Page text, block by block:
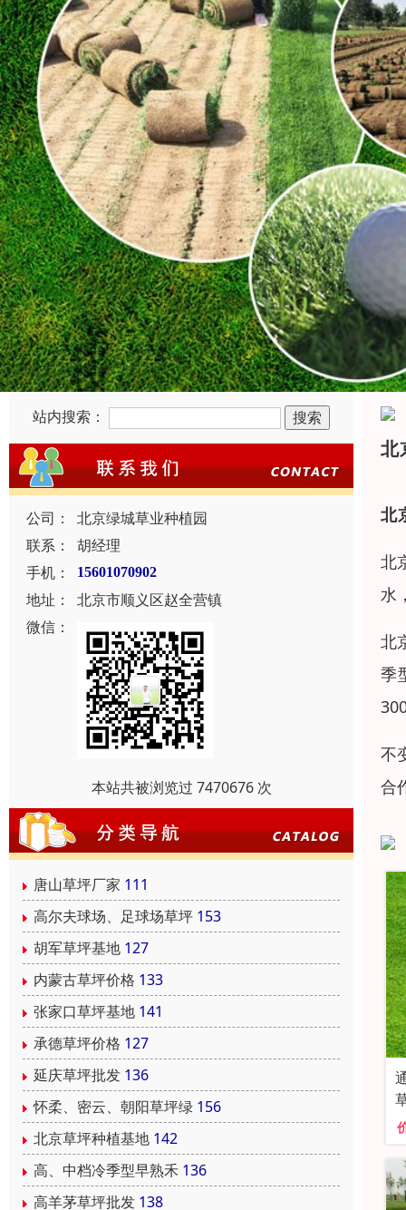
站内搜索：
公司：
北京绿城草业种植园
联系：
胡经理
手机：
15601070902
地址：
北京市顺义区赵全营镇
微信：
本站共被浏览过 7470676 次
唐山草坪厂家 111
高尔夫球场、足球场草坪 153
胡军草坪基地 127
内蒙古草坪价格 133
张家口草坪基地 141
承德草坪价格 127
延庆草坪批发 136
怀柔、密云、朝阳草坪绿 156
北京草坪种植基地 142
高、中档冷季型早熟禾 136
高羊茅草坪批发 138
北
北
北
水
北
季
不
合